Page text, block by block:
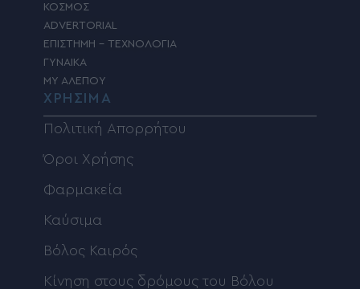
ΚΟΣΜΟΣ
ADVERTORIAL
ΕΠΙΣΤΗΜΗ – ΤΕΧΝΟΛΟΓΙΑ
ΓΥΝΑΙΚΑ
MY ΑΛΕΠΟΥ
ΧΡΗΣΙΜΑ
Πολιτική Απορρήτου
Όροι Χρήσης
Φαρμακεία
Καύσιμα
Βόλος Καιρός
Κίνηση στους δρόμους του Βόλου